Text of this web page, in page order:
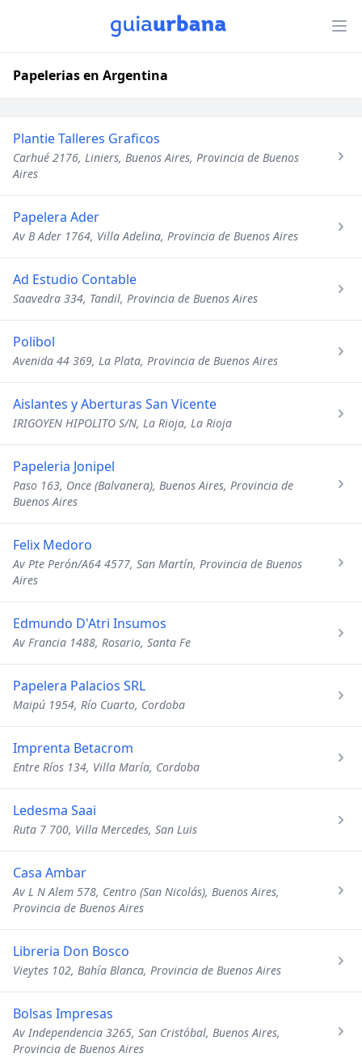
Papelerias en Argentina
Plantie Talleres Graficos
Carhué 2176, Liniers, Buenos Aires, Provincia de Buenos
Aires
Papelera Ader
Av B Ader 1764, Villa Adelina, Provincia de Buenos Aires
Ad Estudio Contable
Saavedra 334, Tandil, Provincia de Buenos Aires
Polibol
Avenida 44 369, La Plata, Provincia de Buenos Aires
Aislantes y Aberturas San Vicente
IRIGOYEN HIPOLITO S/N, La Rioja, La Rioja
Papeleria Jonipel
Paso 163, Once (Balvanera), Buenos Aires, Provincia de
Buenos Aires
Felix Medoro
Av Pte Perón/A64 4577, San Martín, Provincia de Buenos
Aires
Edmundo D'Atri Insumos
Av Francia 1488, Rosario, Santa Fe
Papelera Palacios SRL
Maipú 1954, Río Cuarto, Cordoba
Imprenta Betacrom
Entre Ríos 134, Villa María, Cordoba
Ledesma Saai
Ruta 7 700, Villa Mercedes, San Luis
Casa Ambar
Av L N Alem 578, Centro (San Nicolás), Buenos Aires,
Provincia de Buenos Aires
Libreria Don Bosco
Vieytes 102, Bahía Blanca, Provincia de Buenos Aires
Bolsas Impresas
Av Independencia 3265, San Cristóbal, Buenos Aires,
Provincia de Buenos Aires